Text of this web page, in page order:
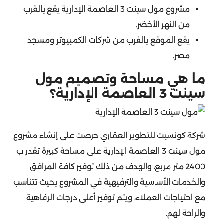
مشروع مول سينت 3 العاصمة الإدارية يقع بالقرب
من النهر الأخضر.
يقع الموقع بالقرب من شركات الكمبيوتر ومسجد
مصر.
ما هي مساحة وتصميم مول
سينت 3 العاصمة الإدارية؟
شركة كونسبت للتطوير العقاري حرصت على إنشاء مشروع
مول سينت 3 العاصمة الإدارية على مساحة كبيرة تقدر ب
2400 متر مربع، والهدف من ذلك توفير كافة المرافق
والخدمات الأساسية والترفيهية في المشروع بحيث تتناسب
مع احتياجات العملاء، ويتم توفير أعلى درجات الرفاهية
والراحة لهم.